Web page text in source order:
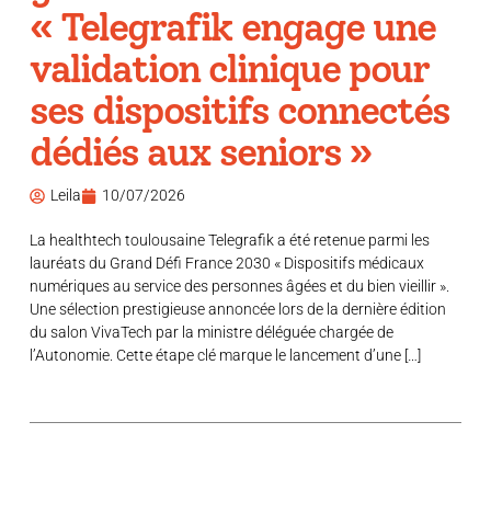
« Telegrafik engage une
validation clinique pour
ses dispositifs connectés
dédiés aux seniors »
Leila 10/07/2026
La healthtech toulousaine Telegrafik a été retenue parmi les
lauréats du Grand Défi France 2030 « Dispositifs médicaux
numériques au service des personnes âgées et du bien vieillir ».
Une sélection prestigieuse annoncée lors de la dernière édition
du salon VivaTech par la ministre déléguée chargée de
l’Autonomie. Cette étape clé marque le lancement d’une […]